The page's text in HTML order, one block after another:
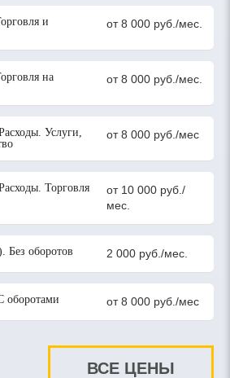
и
от 8 000 руб./мес.
на
от 8 000 руб./мес.
Услуги,
от 8 000 руб./мес
Торговля
от 10 000 руб./
мес.
оборотов 2 000 руб./мес.
от 8 000 руб./мес
ВСЕ ЦЕНЫ